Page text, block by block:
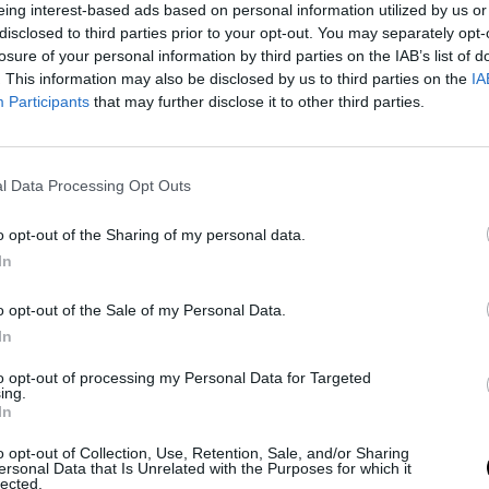
interest-based ads based on personal information utilized by us
to third parties prior to your opt-out. You may separately
of your personal information by third parties on the IAB’s list of
This information may also be disclosed by us to third parties on the
Participants that may further disclose it to other third parties.
Data Processing Opt Outs
opt-out of the Sharing of my personal data.
opt-out of the Sale of my Personal Data.
opt-out of processing my Personal Data for Targeted
opt-out of Collection, Use, Retention, Sale, and/or Sharing
Data that Is Unrelated with the Purposes for which it
público australiano, huérfano de alegrías en el
Barty,pone el foco en su joven perla para que dé
objetivos demasiado ambiciosos y opta por ir
Así lo aseguro en una entrevista con